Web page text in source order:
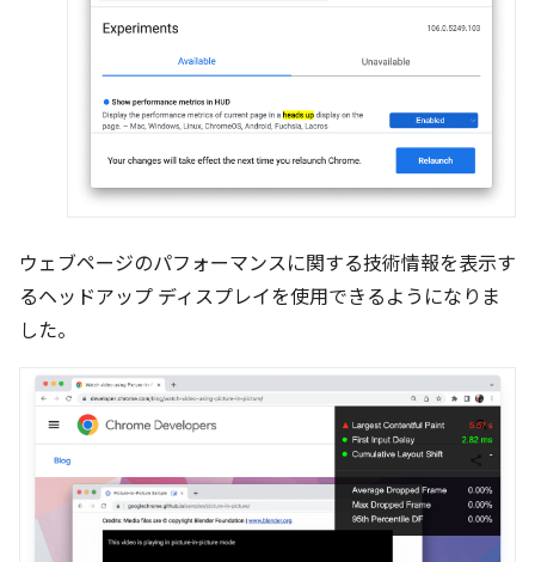
ウェブページのパフォーマンスに関する技術情報を表示す
るヘッドアップ ディスプレイを使用できるようになりま
した。